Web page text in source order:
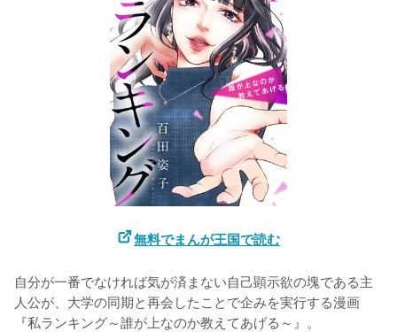
無料でまんが王国で読む
自分が一番でなければ気が済まない自己顕示欲の塊である主
人公が、大学の同期と再会したことで企みを実行する漫画
『私ランキング～誰が上なのか教えてあげる～』。